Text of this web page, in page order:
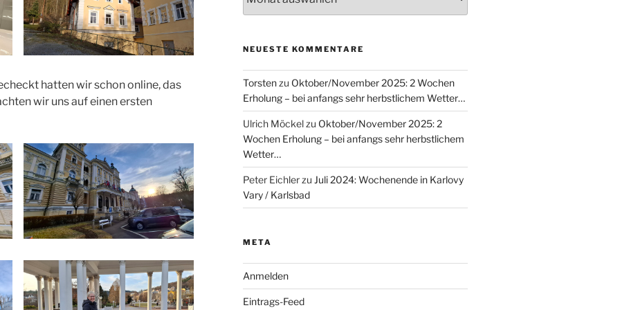
hatten wir schon online, das
wir uns auf einen ersten
NEUESTE KOMMENTARE
Torstenzu Oktober/November 2025: 2 Wochen
Erholung – bei anfangs sehr herbstlichem Wetter…
Ulrich Möckelzu Oktober/November 2025: 2
Wochen Erholung – bei anfangs sehr herbstlichem
Wetter…
Peter Eichlerzu Juli 2024: Wochenende in Karlovy
Vary / Karlsbad
META
Anmelden
Eintrags-Feed